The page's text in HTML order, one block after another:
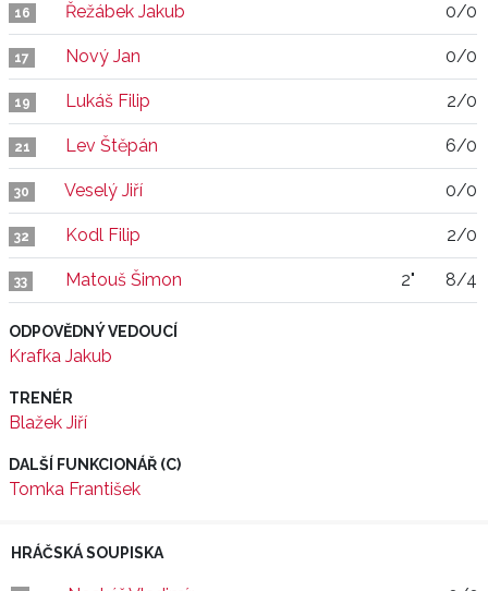
16 Řežábek Jakub 0/0
17 Nový Jan 0/0
19 Lukáš Filip 2/0
21 Lev Štěpán 6/0
30 Veselý Jiří 0/0
32 Kodl Filip 2/0
33 Matouš Šimon 2" 8/4
ODPOVĚDNÝ VEDOUCÍ
Krafka Jakub
TRENÉR
Blažek Jiří
DALŠÍ FUNKCIONÁŘ (C)
Tomka František
HRÁČSKÁ SOUPISKA